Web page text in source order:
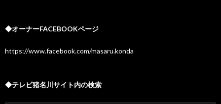
◆オーナーFACEBOOKページ
https://www.facebook.com/masaru.konda
◆テレビ猪名川サイト内の検索